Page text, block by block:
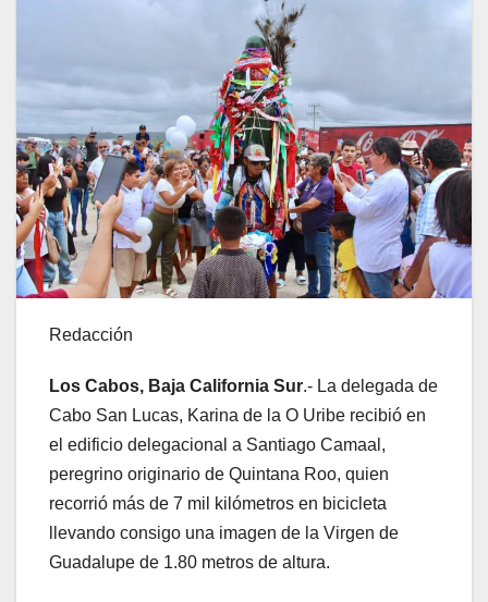
Redacción
Los Cabos, Baja California Sur.- La delegada de
Cabo San Lucas, Karina de la O Uribe recibió en
el edificio delegacional a Santiago Camaal,
peregrino originario de Quintana Roo, quien
recorrió más de 7 mil kilómetros en bicicleta
llevando consigo una imagen de la Virgen de
Guadalupe de 1.80 metros de altura.